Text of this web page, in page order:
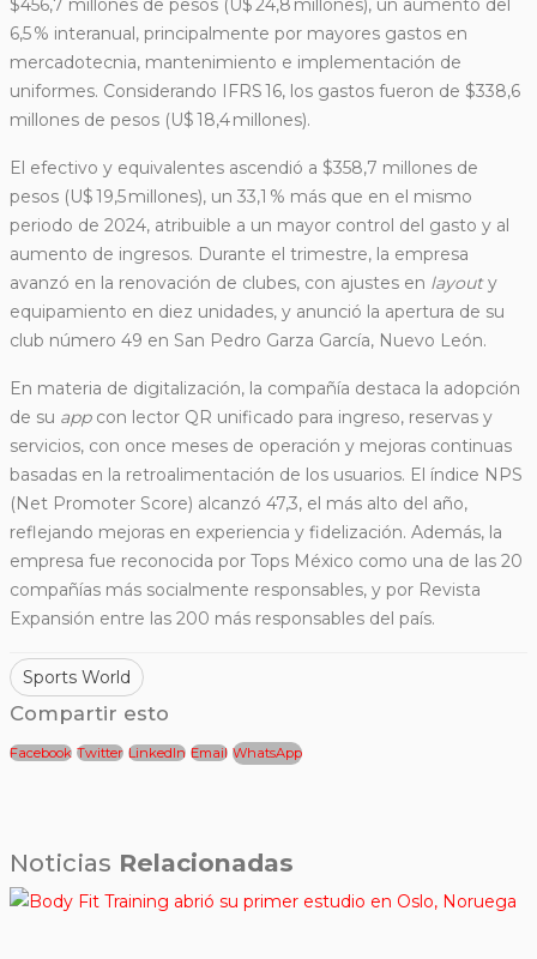
$456,7 millones de pesos (U$ 24,8 millones), un aumento del
6,5 % interanual, principalmente por mayores gastos en
mercadotecnia, mantenimiento e implementación de
uniformes. Considerando IFRS 16, los gastos fueron de $338,6
millones de pesos (U$ 18,4 millones).
El efectivo y equivalentes ascendió a $358,7 millones de
pesos (U$ 19,5 millones), un 33,1 % más que en el mismo
periodo de 2024, atribuible a un mayor control del gasto y al
aumento de ingresos. Durante el trimestre, la empresa
avanzó en la renovación de clubes, con ajustes en layouty
equipamiento en diez unidades, y anunció la apertura de su
club número 49 en San Pedro Garza García, Nuevo León.
En materia de digitalización, la compañía destaca la adopción
de su appcon lector QR unificado para ingreso, reservas y
servicios, con once meses de operación y mejoras continuas
basadas en la retroalimentación de los usuarios. El índice NPS
(Net Promoter Score) alcanzó 47,3, el más alto del año,
reflejando mejoras en experiencia y fidelización. Además, la
empresa fue reconocida por Tops México como una de las 20
compañías más socialmente responsables, y por Revista
Expansión entre las 200 más responsables del país.
Sports World
Compartir esto
Facebook Twitter LinkedIn Email WhatsApp
Noticias Relacionadas